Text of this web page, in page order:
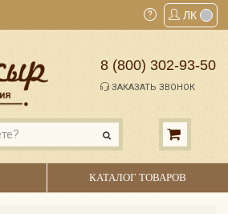
ЛК
8 (800) 302-93-50
ЗАКАЗАТЬ ЗВОНОК
КАТАЛОГ ТОВАРОВ